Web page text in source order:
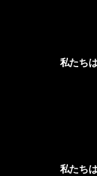
私たち
私たち